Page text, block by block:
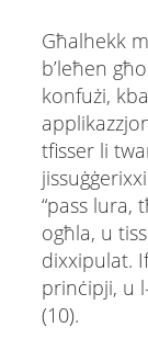
Għalhekk
b’leħen
konfużi,
tfisser li
“pass lura,
ogħla, u
dixxipulat.
prinċipji, u
(10).